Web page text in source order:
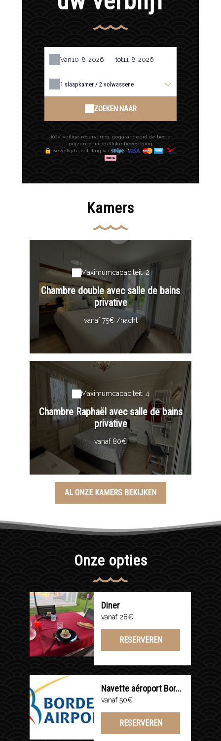
Van tot
1 slaapkamer / 2 volwassene
ZOEKEN NAAR
100% veilige reservering, gegarandeerd de beste
prijzen, onmiddellijke bevestiging
Beveiligde betaling via
Kamers
Maximumcapaciteit: 2
Chambre double avec salle de bains
privative
vanaf 75€ /nacht
Maximumcapaciteit: 4
Chambre Raphaël avec salle de bains
privative
vanaf 80€
AL ONZE KAMERS BEKIJKEN
Onze opties
Diner
vanaf 28€
RESERVEREN
Navette aéroport Bor...
vanaf 50€
RESERVEREN